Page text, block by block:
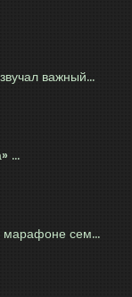
важный...
...
марафоне сем...